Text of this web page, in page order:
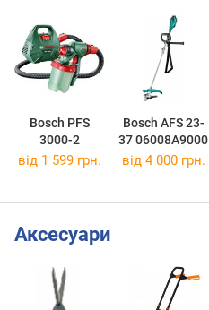
Bosch PFS
3000-2
Bosch AFS 23-
37 06008A9000
від 1 599 грн. від 4 000 грн.
Аксесуари